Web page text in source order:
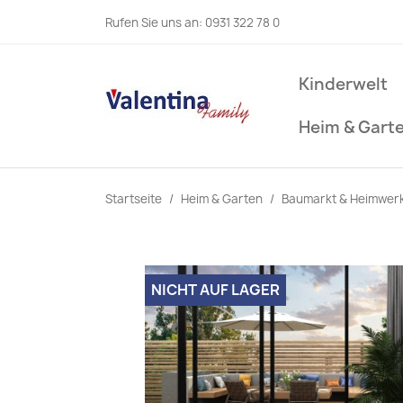
Rufen Sie uns an: 0931 322 78 0
Kinderwelt
Heim &
Startseite Heim & Garten Baumarkt &
NICHT AUF LAGER